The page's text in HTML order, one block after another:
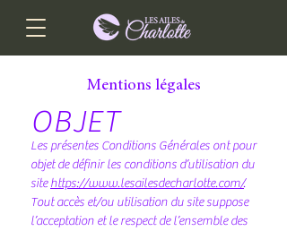
Mentions légales
OBJET
Les présentes Conditions Générales ont pour
objet de définir les conditions d’utilisation du
sitehttps://www.lesailesdecharlotte.com/.
Tout accès et/ou utilisation du site suppose
l’acceptation et le respect de l’ensemble des